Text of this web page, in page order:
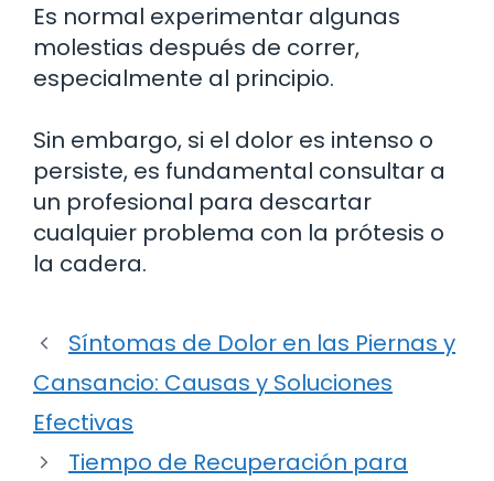
Es normal experimentar algunas
molestias después de correr,
especialmente al principio.
Sin embargo, si el dolor es intenso o
persiste, es fundamental consultar a
un profesional para descartar
cualquier problema con la prótesis o
la cadera.
Síntomas de Dolor en las Piernas y
Cansancio: Causas y Soluciones
Efectivas
Tiempo de Recuperación para